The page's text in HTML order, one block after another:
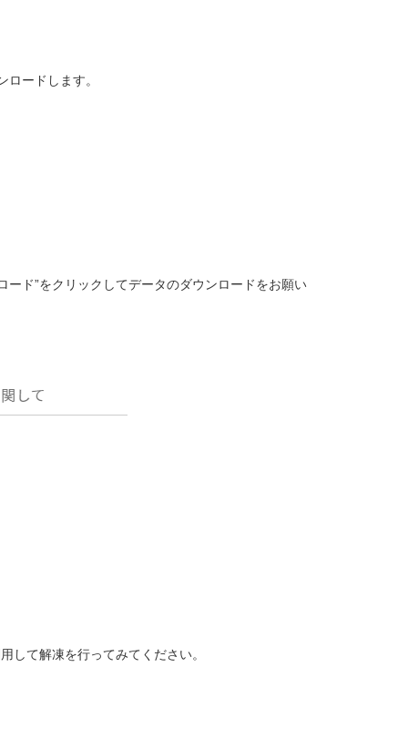
ードします。
ド”をクリックしてデータのダウンロードをお願い
して解凍を行ってみてください。